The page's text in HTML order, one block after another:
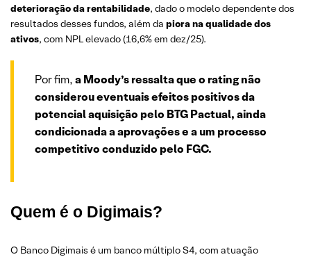
deterioração da rentabilidade, dado o modelo dependente dos
resultados desses fundos, além da piora na qualidade dos
ativos, com NPL elevado (16,6% em dez/25).
Por fim,a Moody’s ressalta que o rating não
considerou eventuais efeitos positivos da
potencial aquisição pelo BTG Pactual, ainda
condicionada a aprovações e a um processo
competitivo conduzido pelo FGC.
Quem é o Digimais?
O Banco Digimais é um banco múltiplo S4, com atuação